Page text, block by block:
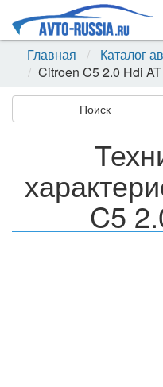
Главная
Каталог
Citroen C5 2.0 Hdi AT
Поиск
C5